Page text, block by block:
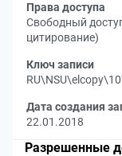
Права доступа
Свободный
цитирование)
Ключ записи
Дата создания
22.01.2018
Разрешенные